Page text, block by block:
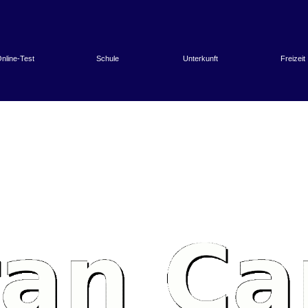
Test Schule Unterkunft Freizeit